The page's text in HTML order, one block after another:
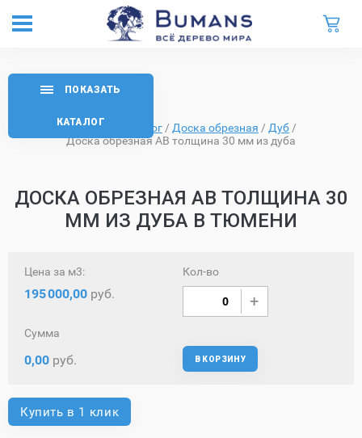
Главная Каталог / Доска обрезная / Дуб /
Доска обрезная AB толщина 30 мм из дуба
ДОСКА ОБРЕЗНАЯ AB ТОЛЩИНА 30
ММ ИЗ ДУБА В ТЮМЕНИ
ПОКАЗАТЬ
КАТАЛОГ
Цена за м3:
195000,00 руб.
Кол-во
Сумма
0,00 руб. В КОРЗИНУ
Купить в 1 клик